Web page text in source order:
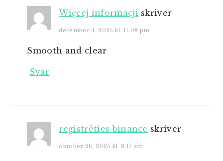
Więcej informacji skriver
december 4, 2025 kl. 11:08 pm
Smooth and clear
Svar
registrēties binance skriver
oktober 26, 2025 kl. 8:17 am